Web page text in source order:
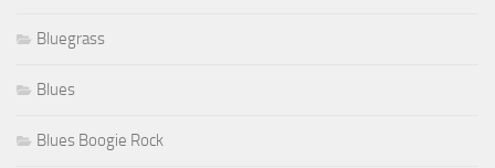
Bluegrass
Blues
Blues Boogie Rock